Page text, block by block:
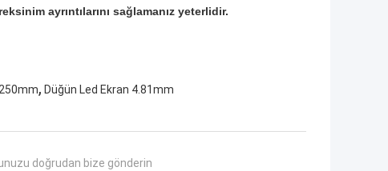
ayrıntılarını sağlamanız yeterlidir.
, Düğün Led Ekran 4.81mm
doğrudan bize gönderin